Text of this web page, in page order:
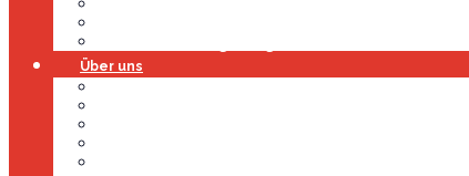
Über uns